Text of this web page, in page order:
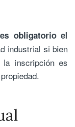
obligatorio el
industrial si bien
la inscripción es